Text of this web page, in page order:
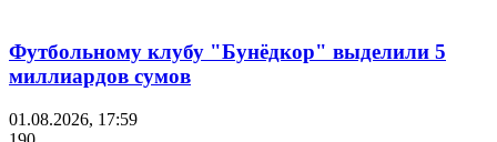
Футбольному клубу "Бунёдкор" выделили 5
миллиардов сумов
01.08.2026, 17:59